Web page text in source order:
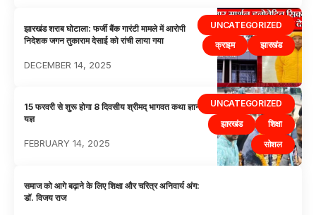
UNCATEGORIZED
क्राइम
झारखंड
झारखंड शराब घोटाला: फर्जी बैंक गारंटी मामले में आरोपी
निदेशक जगन तुकाराम देसाई को रांची लाया गया
DECEMBER 14, 2025
UNCATEGORIZED
झारखंड
शिक्षा
सोशल
15 फरवरी से शुरू होगा 8 दिवसीय श्रीमद् भागवत कथा ज्ञान
यज्ञ
FEBRUARY 14, 2025
समाज को आगे बढ़ाने के लिए शिक्षा और चरित्र अनिवार्य अंग:
डॉ. विजय राज